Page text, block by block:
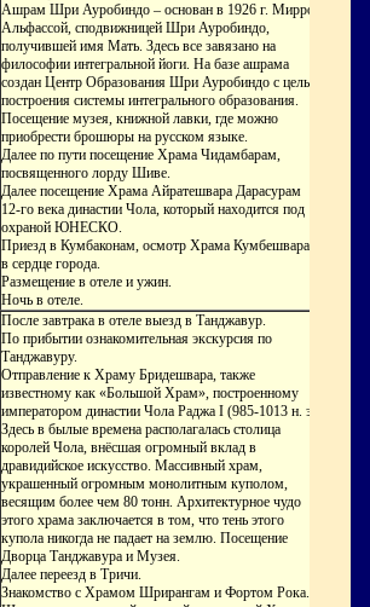
Ашрам Шри Ауробиндо – основан в 1926 г. Миррой
Альфассой, сподвижницей Шри Ауробиндо,
получившей имя Мать. Здесь все завязано на
философии интегральной йоги. На базе ашрама
создан Центр Образования Шри Ауробиндо с целью
построения системы интегрального образования.
Посещение музея, книжной лавки, где можно
приобрести брошюры на русском языке.
Далее по пути посещение Храма Чидамбарам,
посвященного лорду Шиве.
Далее посещение Храма Айратешвара Дарасурам
12-го века династии Чола, который находится под
охраной ЮНЕСКО.
Приезд в Кумбаконам, осмотр Храма Кумбешварар
в сердце города.
Размещение в отеле и ужин.
Ночь в отеле.
После завтрака в отеле выезд в Танджавур.
По прибытии ознакомительная экскурсия по
Танджавуру.
Отправление к Храму Бридешвара, также
известному как «Большой Храм», построенному
императором династии Чола Раджа I (985-1013 н. э).
Здесь в былые времена располагалась столица
королей Чола, внёсшая огромный вклад в
дравидийское искусство. Массивный храм,
украшенный огромным монолитным куполом,
весящим более чем 80 тонн. Архитектурное чудо
этого храма заключается в том, что тень этого
купола никогда не падает на землю. Посещение
Дворца Танджавура и Музея.
Далее переезд в Тричи.
Знакомство с Храмом Шрирангам и Фортом Рока.